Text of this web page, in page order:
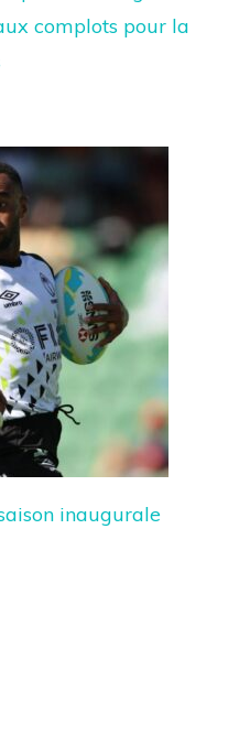
complots pour la
inaugurale